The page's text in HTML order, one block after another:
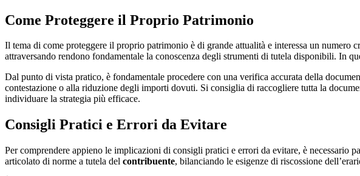
Come Proteggere il Proprio Patrimonio
Il tema di come proteggere il proprio patrimonio è di grande attualità e interessa un
attraversando rendono fondamentale la conoscenza degli strumenti di tutela disponibili. In
Dal punto di vista pratico, è fondamentale procedere con una verifica accurata della
contestazione o alla riduzione degli importi dovuti. Si consiglia di raccogliere tutta la
individuare la strategia più efficace.
Consigli Pratici e Errori da Evitare
Per comprendere appieno le implicazioni di consigli pratici e errori da evitare, è necessario
articolato di norme a tutela del contribuente, bilanciando le esigenze di riscossione